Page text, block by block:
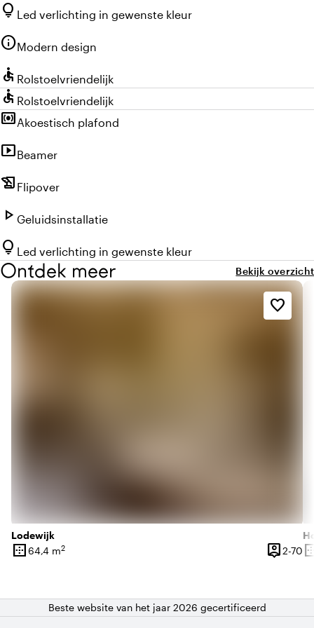
lightbulb Led verlichting in gewenste kleur
infoModern design
accessible Rolstoelvriendelijk
accessible Rolstoelvriendelijk
surround_soundAkoestisch plafond
smart_displayBeamer
history_edu Flipover
play_arrow Geluidsinstallatie
lightbulb Led verlichting in gewenste kleur
Ontdek meer Bekijk overzicht
Lodewijk
border_outer
Oppervlakte
64,4 m2 person_pin2-70
favorite_border
Beste website van het jaar 2026 gecertificeerd